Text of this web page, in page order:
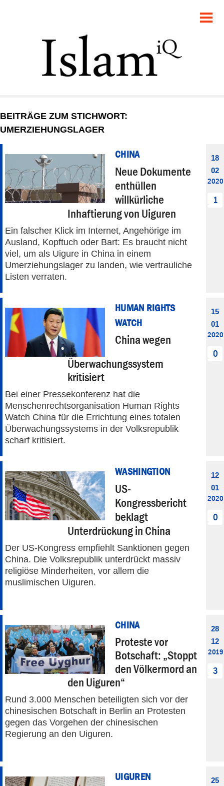
GESELLSCHAFT
STARTSEITE
PANORAMA
BEITRÄGE ZUM STICHWORT:
UMERZIEHUNGSLAGER
CHINA
Neue Dokumente
enthüllen
willkürliche
Inhaftierung von Uiguren
Ein falscher Klick im Internet, Angehörige im
Ausland, Kopftuch oder Bart: Es braucht nicht
viel, um als Uigure in China in einem
Umerziehungslager zu landen, wie vertrauliche
Listen verraten.
18
02
2020
1
HUMAN RIGHTS
WATCH
China wegen
Überwachungssystem
kritisiert
Bei einer Pressekonferenz hat die
Menschenrechtsorganisation Human Rights
Watch China für die Errichtung eines totalen
Überwachungssystems in der Volksrepublik
scharf kritisiert.
15
01
2020
0
WASHINGTION
US-
Kongressbericht
beklagt
Unterdrückung in China
Der US-Kongress empfiehlt Sanktionen gegen
China. Die Volksrepublik unterdrückt massiv
religiöse Minderheiten, vor allem die
muslimischen Uiguren.
12
01
2020
0
CHINA
Proteste vor
Botschaft: „Stoppt
den Völkermord an
den Uiguren“
Rund 3.000 Menschen beteiligten sich vor der
chinesischen Botschaft in Berlin an Protesten
gegen das Vorgehen der chinesischen
Regierung an den Uiguren.
28
12
2019
3
UIGUREN
25